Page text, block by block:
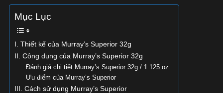
Mục Lục
I. Thiết kế của Murray’s Superior 32g
II. Công dụng của Murray’s Superior 32g
Đánh giá chi tiết Murray’s Superior 32g / 1.125 oz
Ưu điểm của Murray’s Superior
III. Cách sử dụng Murray’s Superior